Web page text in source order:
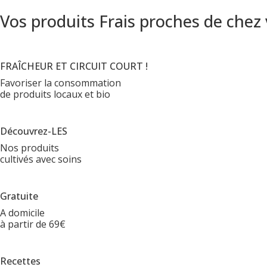
Vos produits Frais proches de chez
FRAÎCHEUR ET CIRCUIT COURT !
Favoriser la consommation
de produits locaux et bio
Découvrez-LES
Nos produits
cultivés avec soins
Gratuite
A domicile
à partir de 69€
Recettes